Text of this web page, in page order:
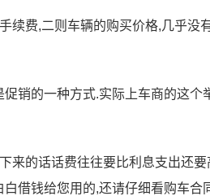
续费,二则车辆的购买价格,几乎没
销的一种方式.实际上车商的这个
来的话话费往往要比利息支出还
借钱给您用的,还请仔细看购车合